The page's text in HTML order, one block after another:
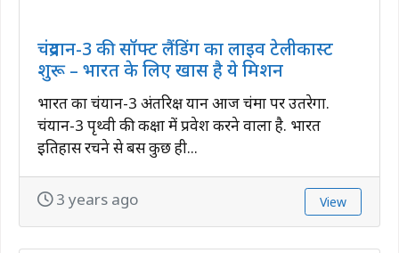
चंद्रयान-3 की सॉफ्ट लैंडिंग का लाइव टेलीकास्ट
शुरू – भारत के लिए खास है ये मिशन
भारत का चंद्रयान-3 अंतरिक्ष यान आज चंद्रमा पर उतरेगा.
चंद्रयान-3 पृथ्वी की कक्षा में प्रवेश करने वाला है. भारत
इतिहास रचने से बस कुछ ही...
3 years ago View